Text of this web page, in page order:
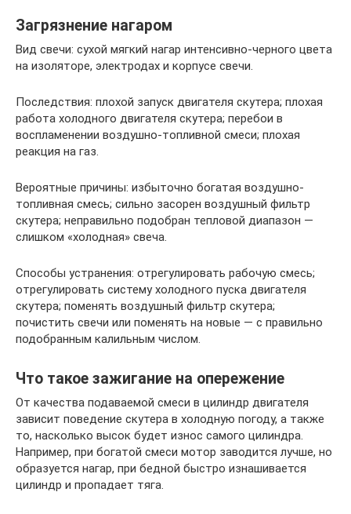
Загрязнение нагаром
Вид свечи: сухой мягкий нагар интенсивно-черного цвета
на изоляторе, электродах и корпусе свечи.
Последствия: плохой запуск двигателя скутера; плохая
работа холодного двигателя скутера; перебои в
воспламенении воздушно-топливной смеси; плохая
реакция на газ.
Вероятные причины: избыточно богатая воздушно-
топливная смесь; сильно засорен воздушный фильтр
скутера; неправильно подобран тепловой диапазон —
слишком «холодная» свеча.
Способы устранения: отрегулировать рабочую смесь;
отрегулировать систему холодного пуска двигателя
скутера; поменять воздушный фильтр скутера;
почистить свечи или поменять на новые — с правильно
подобранным калильным числом.
Что такое зажигание на опережение
От качества подаваемой смеси в цилиндр двигателя
зависит поведение скутера в холодную погоду, а также
то, насколько высок будет износ самого цилиндра.
Например, при богатой смеси мотор заводится лучше, но
образуется нагар, при бедной быстро изнашивается
цилиндр и пропадает тяга.